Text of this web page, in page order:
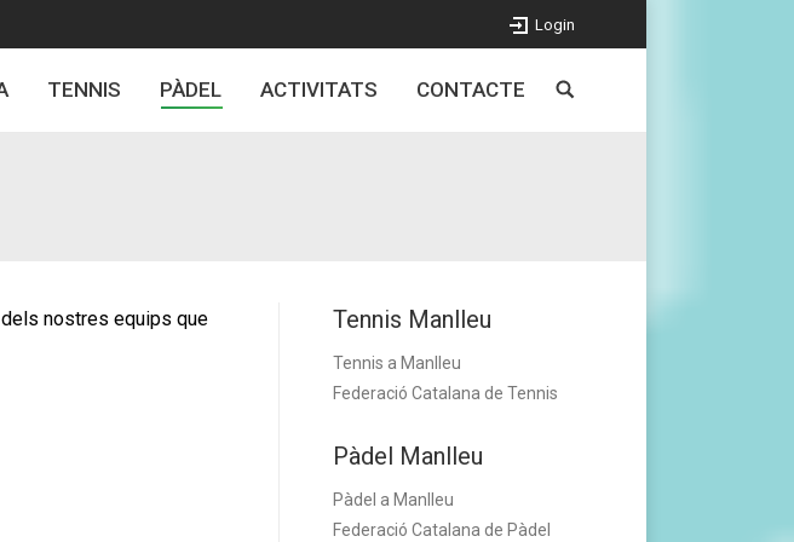
Login
TENNIS PÀDEL ACTIVITATS CONTACTE
nostres equips que
Tennis Manlleu
Tennis a Manlleu
Federació Catalana de Tennis
Pàdel Manlleu
Pàdel a Manlleu
Federació Catalana de Pàdel